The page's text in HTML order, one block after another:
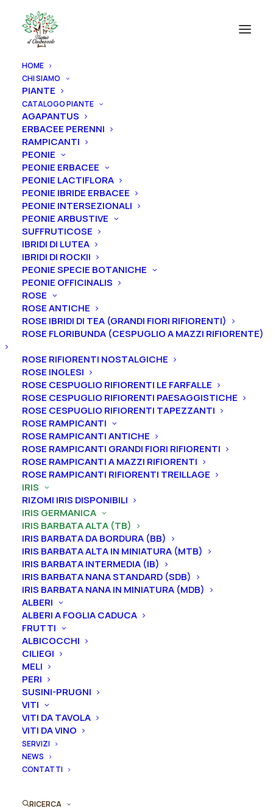
HOME
CHI SIAMO
PIANTE
CATALOGO PIANTE
AGAPANTUS
ERBACEE PERENNI
RAMPICANTI
PEONIE
PEONIE ERBACEE
PEONIE LACTIFLORA
PEONIE IBRIDE ERBACEE
PEONIE INTERSEZIONALI
PEONIE ARBUSTIVE
SUFFRUTICOSE
IBRIDI DI LUTEA
IBRIDI DI ROCKII
PEONIE SPECIE BOTANICHE
PEONIE OFFICINALIS
ROSE
ROSE ANTICHE
ROSE IBRIDI DI TEA (GRANDI FIORI RIFIORENTI)
ROSE FLORIBUNDA (CESPUGLIO A MAZZI RIFIORENTE)
ROSE RIFIORENTI NOSTALGICHE
ROSE INGLESI
ROSE CESPUGLIO RIFIORENTI LE FARFALLE
ROSE CESPUGLIO RIFIORENTI PAESAGGISTICHE
ROSE CESPUGLIO RIFIORENTI TAPEZZANTI
ROSE RAMPICANTI
ROSE RAMPICANTI ANTICHE
ROSE RAMPICANTI GRANDI FIORI RIFIORENTI
ROSE RAMPICANTI A MAZZI RIFIORENTI
ROSE RAMPICANTI RIFIORENTI TREILLAGE
IRIS
RIZOMI IRIS DISPONIBILI
IRIS GERMANICA
IRIS BARBATA ALTA (TB)
IRIS BARBATA DA BORDURA (BB)
IRIS BARBATA ALTA IN MINIATURA (MTB)
IRIS BARBATA INTERMEDIA (IB)
IRIS BARBATA NANA STANDARD (SDB)
IRIS BARBATA NANA IN MINIATURA (MDB)
ALBERI
ALBERI A FOGLIA CADUCA
FRUTTI
ALBICOCCHI
CILIEGI
MELI
PERI
SUSINI-PRUGNI
VITI
VITI DA TAVOLA
VITI DA VINO
SERVIZI
NEWS
CONTATTI
RICERCA
Home Iris Iris germanica
Iris barbata alta (TB)
Iris germanica “Truth Or Dare”
Iris germanica “Truth Or
Dare”
From10,00€
L’iris germanica “Truth Or Dare” ha vessilli giallo limone,
più scuri alla base, ali bianche, con una debole fascia
gialla vicino al bordo, una macchia rosso ruggine al
centro, barbe mandarino; leggera fragranza.
91 cm. Fioritura tardiva.
Iris in vasosono disponibili inqualsiasi periodo
mentre irizomidi Irissonodisponibili solo nel
periodo che vada luglio a settembre.
Formato
Iris
germanica
"Truth
Or
Dare"
quantità
Ordina subito questo prodotto!
Puoi acquistare ora questo prodotto contattandoci e
indicando la dimensione del vaso desiderata e la
quantità